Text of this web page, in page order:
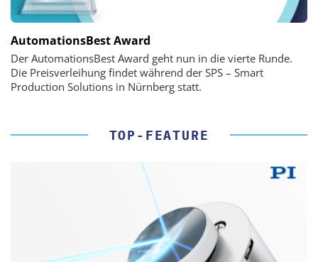
AutomationsBest Award
Der AutomationsBest Award geht nun in die vierte Runde.
Die Preisverleihung findet während der SPS – Smart
Production Solutions in Nürnberg statt.
TOP-FEATURE